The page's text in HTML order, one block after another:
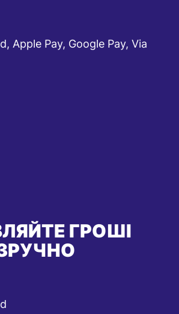
Apple Pay, Google Pay, Via
ГРОШІ